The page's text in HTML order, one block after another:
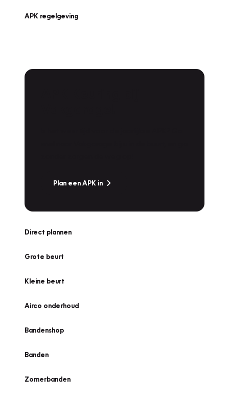
APK regelgeving
Plan een APK in
Direct plannen
Grote beurt
Kleine beurt
Airco onderhoud
Bandenshop
Banden
Zomerbanden